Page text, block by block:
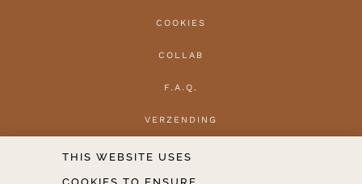
COOKIES
COLLAB
F.A.Q.
VERZENDING
HERROEPEN
THIS WEBSITE USES